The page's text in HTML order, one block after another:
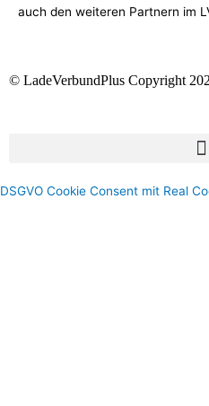
auch den weiteren Partnern im
© LadeVerbundPlus Copyright
DSGVO Cookie Consent mit Real